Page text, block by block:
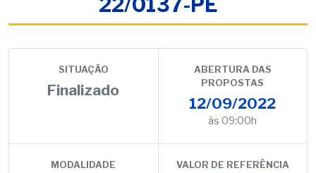
SITUAÇÃO
Finalizado
ABERTURA DAS
PROPOSTAS
12/09/2022
às 09:00h
MODALIDADE VALOR DE REFERÊNCIA